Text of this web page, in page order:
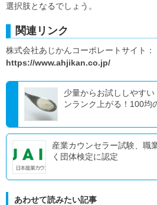
選択肢となるでしょう。
関連リンク
株式会社あじかんコーポレートサイト：
https://www.ahjikan.co.jp/
少量からお試ししやす
ンランク上がる！100均
産業カウンセラー試験、職
く団体検定に認定
あわせて読みたい記事